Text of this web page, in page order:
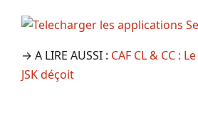
→ A LIRE AUSSI : CAF CL & CC :
JSK déçoit